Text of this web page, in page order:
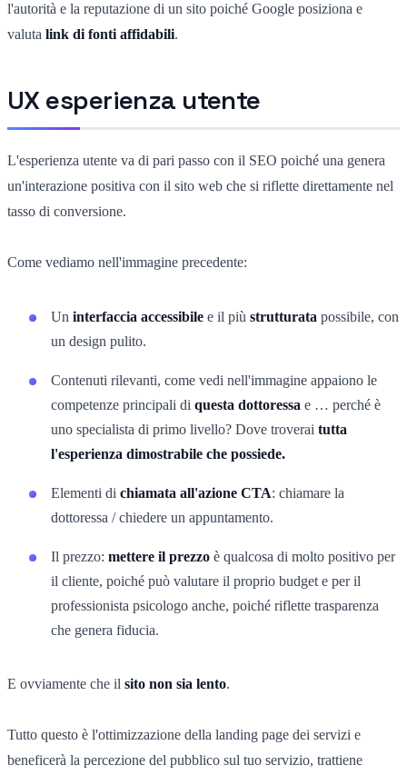
l'autorità e la reputazione di un sito poiché Google posiziona e
valuta link di fonti affidabili.
UX esperienza utente
L'esperienza utente va di pari passo con il SEO poiché una genera
un'interazione positiva con il sito web che si riflette direttamente nel
tasso di conversione.
Come vediamo nell'immagine precedente:
Un interfaccia accessibile e il più strutturata possibile, con
un design pulito.
Contenuti rilevanti, come vedi nell'immagine appaiono le
competenze principali di questa dottoressa e … perché è
uno specialista di primo livello? Dove troverai tutta
l'esperienza dimostrabile che possiede.
Elementi di chiamata all'azione CTA: chiamare la
dottoressa / chiedere un appuntamento.
Il prezzo: mettere il prezzo è qualcosa di molto positivo per
il cliente, poiché può valutare il proprio budget e per il
professionista psicologo anche, poiché riflette trasparenza
che genera fiducia.
E ovviamente che il sito non sia lento.
Tutto questo è l'ottimizzazione della landing page dei servizi e
beneficerà la percezione del pubblico sul tuo servizio, trattiene